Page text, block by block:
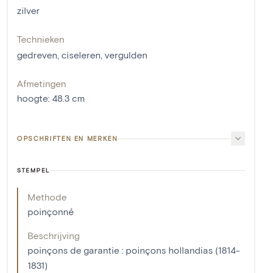
zilver
Technieken
gedreven, ciseleren, vergulden
Afmetingen
hoogte: 48.3 cm
OPSCHRIFTEN EN MERKEN
STEMPEL
Methode
poinçonné
Beschrijving
poinçons de garantie : poinçons hollandias (1814-
1831)